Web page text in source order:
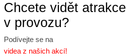
Chcete vidět atrakce
v provozu?
Podívejte se na
videa z našich akcí!